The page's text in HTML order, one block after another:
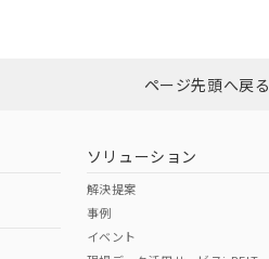
ダウンロードはこちらページ先頭へ戻る
ソリューション
解決提案
事例
イベント